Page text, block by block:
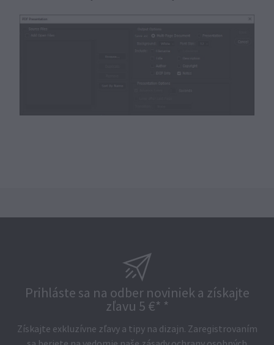
Prihláste sa na odber noviniek a získajte
zľavu 5 €* *
Získajte exkluzívne zľavy a tipy na dizajn. Zaregistrovaním